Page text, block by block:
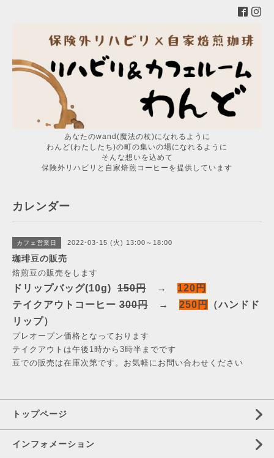
あなたのwand(魔法の杖)になれるように
わんど(わたしたち)の町の集いの場になれるように
そんな想いを込めて
保険外リハビリと自家焙煎コーヒーを提供しています
カレンダー
カフェ営業日 2022-03-15 (火) 13:00～18:00
珈琲豆の販売
焙煎豆の販売をします
ドリップバッグ(10g) 150円 → 120円
テイクアウトコーヒー 300円 → 250円
（ハンドド
リップ）
プレオープン価格となっております
テイクアウトは午後1時から3時半までです
豆での販売は在庫次第です。お気軽にお問い合わせください
トップページ
インフォメーション